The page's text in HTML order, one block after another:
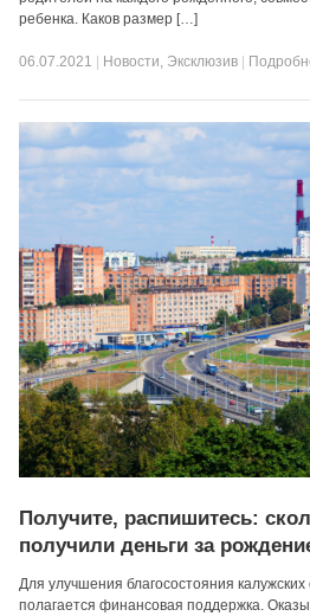
ребенка. Каков размер […]
06.07.2021 Новости, Эксклюзив
Получите, распишитесь:
получили деньги за
Для улучшения благосостояния
полагается финансовая поддержка.